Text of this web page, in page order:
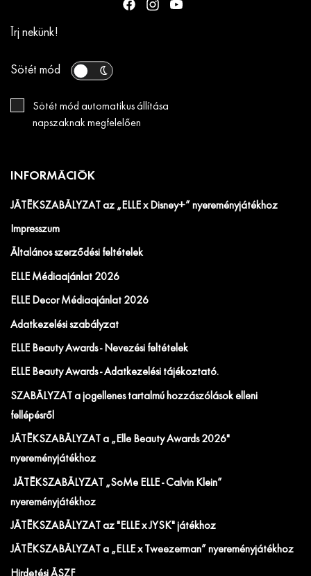
Írj nekünk!
Sötét mód
Sötét mód automatikus állítása
napszaknak megfelelően
INFORMÁCIÓK
JÁTÉKSZABÁLYZAT az „ELLE x Disney+” nyereményjátékhoz
Impresszum
Általános szerződési feltételek
ELLE Médiaajánlat 2026
ELLE Decor Médiaajánlat 2026
Adatkezelési szabályzat
ELLE Beauty Awards - Nevezési feltételek
ELLE Beauty Awards - Adatkezelési tájékoztató.
SZABÁLYZAT a jogellenes tartalmú hozzászólások elleni
fellépésről
JÁTÉKSZABÁLYZAT a „Elle Beauty Awards 2026"
nyereményjátékhoz
JÁTÉKSZABÁLYZAT „SoMe ELLE - Calvin Klein”
nyereményjátékhoz
JÁTÉKSZABÁLYZAT az "ELLE x JYSK" játékhoz
JÁTÉKSZABÁLYZAT a „ELLE x Tweezerman” nyereményjátékhoz
Hirdetési ÁSZF